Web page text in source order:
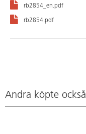
rb2854_en.pdf
rb2854.pdf
Andra köpte också